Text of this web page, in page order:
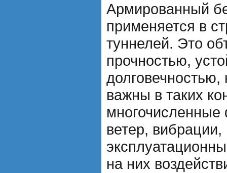
Армированный
применяется в
туннелей. Это
прочностью,
важны в таких
многочисленные
ветер, вибрации,
на них